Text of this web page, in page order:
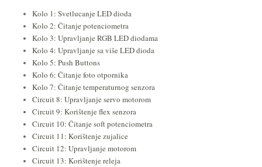
Kolo 1: Svetlucanje LED dioda
Kolo 2: Čitanje potenciometra
Kolo 3: Upravljanje RGB LED diodama
Kolo 4: Upravljanje sa više LED dioda
Kolo 5: Push Buttons
Kolo 6: Čitanje foto otpornika
Kolo 7: Čitanje temperaturnog senzora
Circuit 8: Upravljanje servo motorom
Circuit 9: Korištenje flex senzora
Circuit 10: Čitanje soft potenciometra
Circuit 11: Korištenje zujalice
Circuit 12: Upravljanje motorom
Circuit 13: Korištenje releja